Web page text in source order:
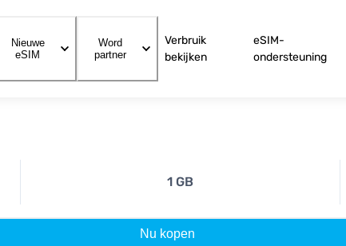
Nieuwe
eSIM
Word
partner
Verbruik
bekijken
eSIM-
ondersteuning
1 GB
Nu kopen